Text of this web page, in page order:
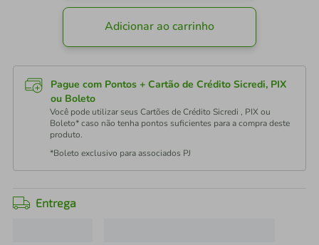
Adicionar ao carrinho
Pague com Pontos + Cartão de Crédito Sicredi, PIX
ou Boleto
Você pode utilizar seus Cartões de Crédito Sicredi , PIX ou
Boleto* caso não tenha pontos suficientes para a compra deste
produto.
*Boleto exclusivo para associados PJ
Entrega